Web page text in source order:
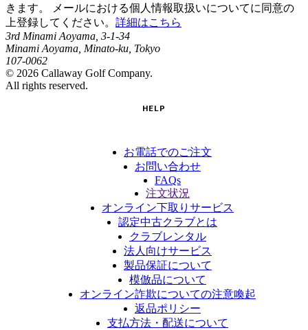
きます。 メールにおける個人情報取扱いについてに同意の
上登録してください。 詳細はこちら
3rd Minami Aoyama, 3-1-34
Minami Aoyama, Minato-ku, Tokyo
107-0062
© 2026 Callaway Golf Company.
All rights reserved.
HELP
お電話でのご注文
お問い合わせ
FAQs
注文状況
オンライン下取りサービス
認定中古クラブとは
クラブレンタル
法人向けサービス
製品保証について
模倣品について
オンライン詐欺についての注意喚起
返品ポリシー
支払方法・配送について